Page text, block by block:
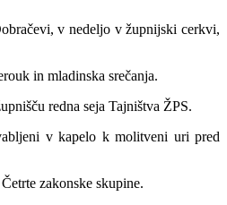
v nedeljo v župnijski cerkvi,
in mladinska srečanja.
redna seja Tajništva ŽPS.
v kapelo k molitveni uri pred
zakonske skupine.